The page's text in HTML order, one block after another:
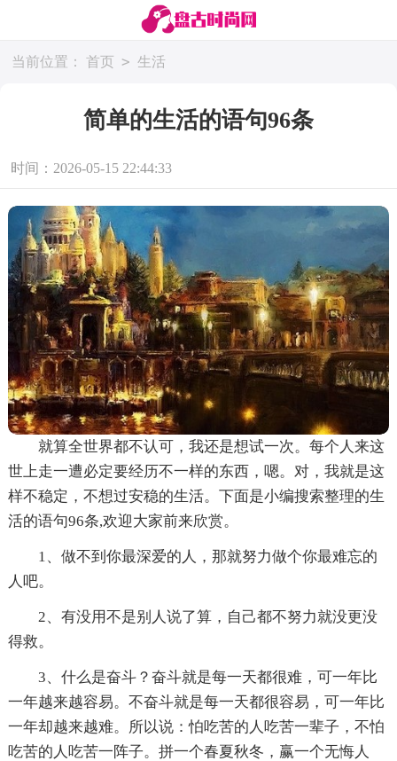
当前位置： 首页 > 生活
简单的生活的语句96条
时间：2026-05-15 22:44:33
就算全世界都不认可，我还是想试一次。每个人来这
世上走一遭必定要经历不一样的东西，嗯。对，我就是这
样不稳定，不想过安稳的生活。下面是小编搜索整理的生
活的语句96条,欢迎大家前来欣赏。
1、做不到你最深爱的人，那就努力做个你最难忘的
人吧。
2、有没用不是别人说了算，自己都不努力就没更没
得救。
3、什么是奋斗？奋斗就是每一天都很难，可一年比
一年越来越容易。不奋斗就是每一天都很容易，可一年比
一年却越来越难。所以说：怕吃苦的人吃苦一辈子，不怕
吃苦的人吃苦一阵子。拼一个春夏秋冬，赢一个无悔人